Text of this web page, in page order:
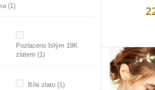
(1)
Pozlaceno bílým 18K
zlatem (1)
Bílé zlato (1)